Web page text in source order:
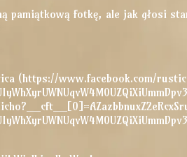
pamiątkową fotkę, ale jak
(https://www.facebook.com/